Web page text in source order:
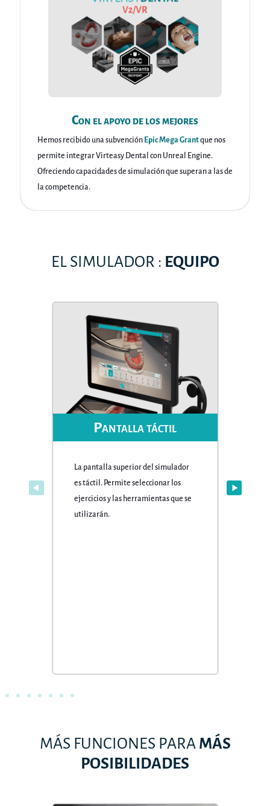
Con el apoyo de los mejores
Hemos recibido una subvención Epic Mega Grantque nos
permite integrar Virteasy Dental con Unreal Engine.
Ofreciendo capacidades de simulación que superan a las de
la competencia.
EL SIMULADOR : EQUIPO
Pantalla táctil
La pantalla superior del simulador
es táctil. Permite seleccionar los
ejercicios y las herramientas que se
utilizarán.
MÁS FUNCIONES PARA MÁS
POSIBILIDADES